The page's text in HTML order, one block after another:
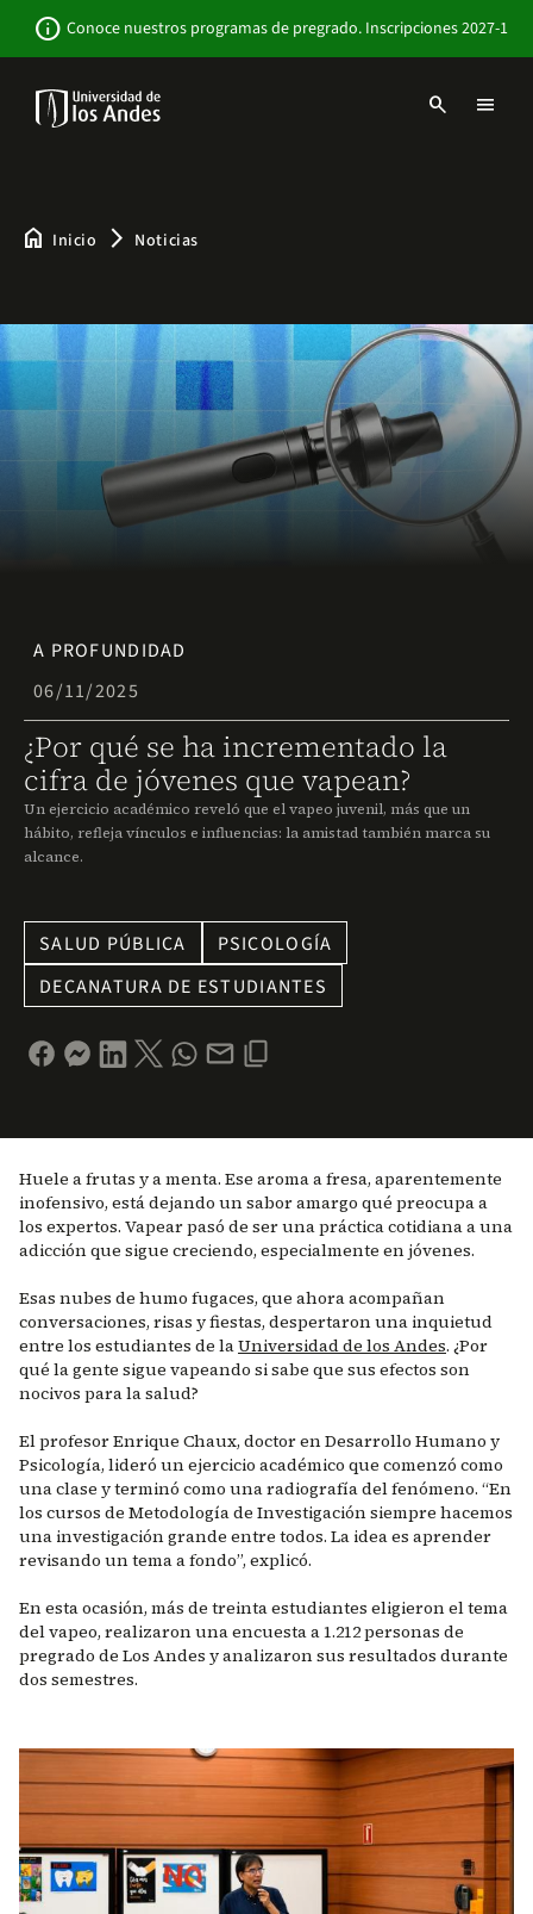
contenido
info Conoce nuestros programas de pregrado. Inscripciones 2027-1
search menu
home Inicio arrow_forward_ios Noticias
A PROFUNDIDAD
06/11/2025
¿Por qué se ha incrementado la
cifra de jóvenes que vapean?
Un ejercicio académico reveló que el vapeo juvenil, más que un
hábito, refleja vínculos e influencias: la amistad también marca su
alcance.
SALUD PÚBLICA
PSICOLOGÍA
DECANATURA DE ESTUDIANTES
Huele a frutas y a menta. Ese aroma a fresa, aparentemente
inofensivo, está dejando un sabor amargo qué preocupa a
los expertos. Vapear pasó de ser una práctica cotidiana a una
adicción que sigue creciendo, especialmente en jóvenes.
Esas nubes de humo fugaces, que ahora acompañan
conversaciones, risas y fiestas, despertaron una inquietud
entre los estudiantes de laUniversidad de los Andes. ¿Por
qué la gente sigue vapeando si sabe que sus efectos son
nocivos para la salud?
El profesor Enrique Chaux, doctor en Desarrollo Humano y
Psicología, lideró un ejercicio académico que comenzó como
una clase y terminó como una radiografía del fenómeno. “En
los cursos de Metodología de Investigación siempre hacemos
una investigación grande entre todos. La idea es aprender
revisando un tema a fondo”, explicó.
En esta ocasión, más de treinta estudiantes eligieron el tema
del vapeo, realizaron una encuesta a 1.212 personas de
pregrado de Los Andes y analizaron sus resultados durante
dos semestres.